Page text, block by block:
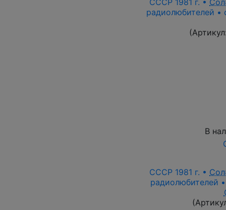
СССР 1981 г. •
радиолюбителей •
В
СССР 1981 г. •
радиолюбителей